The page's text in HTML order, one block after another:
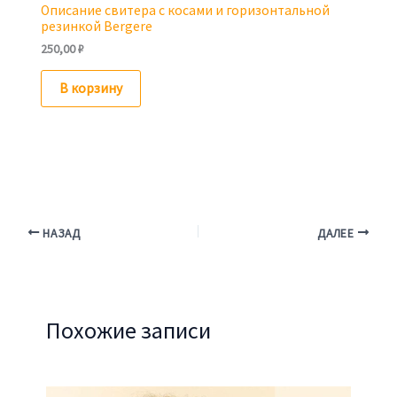
Описание свитера с косами и горизонтальной
резинкой Bergere
250,00₽
В корзину
НАЗАД ДАЛЕЕ
Похожие записи